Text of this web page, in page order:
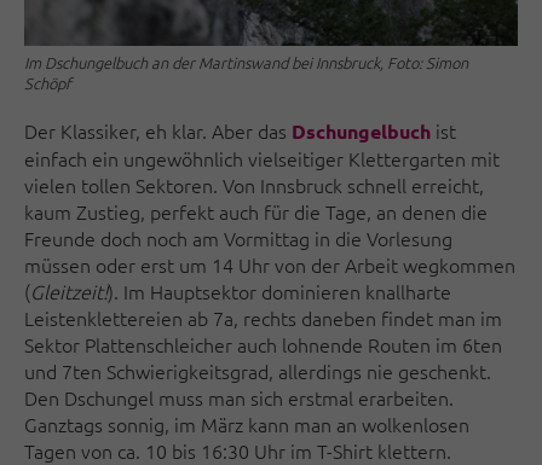
Im Dschungelbuch an der Martinswand bei Innsbruck, Foto: Simon
Schöpf
Der Klassiker, eh klar. Aber das Dschungelbuch ist
einfach ein ungewöhnlich vielseitiger Klettergarten mit
vielen tollen Sektoren. Von Innsbruck schnell erreicht,
kaum Zustieg, perfekt auch für die Tage, an denen die
Freunde doch noch am Vormittag in die Vorlesung
müssen oder erst um 14 Uhr von der Arbeit wegkommen
(Gleitzeit!). Im Hauptsektor dominieren knallharte
Leistenklettereien ab 7a, rechts daneben findet man im
Sektor Plattenschleicher auch lohnende Routen im 6ten
und 7ten Schwierigkeitsgrad, allerdings nie geschenkt.
Den Dschungel muss man sich erstmal erarbeiten.
Ganztags sonnig, im März kann man an wolkenlosen
Tagen von ca. 10 bis 16:30 Uhr im T-Shirt klettern.